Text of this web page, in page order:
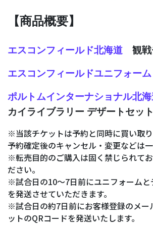
【商品概要】
エスコンフィールド北海道 観戦
エスコンフィールドユニフォーム
ポルトムインターナショナル北
カイライブラリー デザートセッ
※当該チケットは予約と同時に買い取り
予約確定後のキャンセル・変更などは一
※転売目的のご購入は固く禁じられて
ださい。
※試合日の10～7日前にユニフォームと
を発送させていただきます。
※試合日の約7日前にお客様登録のメー
ットのQRコードを発送いたします。